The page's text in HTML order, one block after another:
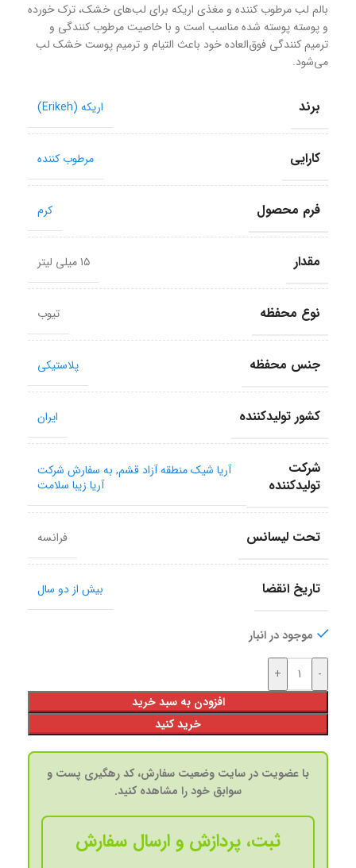
بالم لب مرطوب کننده و مغذی اریکه برای لب‌های خشک، ترک خورده
و پوسته پوسته شده مناسب است و با خاصیت مرطوب کنندگی و
ترمیم کنندگی فوق‌العاده خود باعث التیام و ترمیم پوست خشک لب
می‌شود.
برند اریکه (Erikeh)
کارایی مرطوب کننده
فرم محصول کرم
مقدار ۱۵ میلی لیتر
نوع محفظه تیوب
جنس محفظه پلاستیکی
کشور تولید‎کننده ایران
شرکت
تولید‎کننده
آریا شیک منطقه آزاد قشم, به سفارش شرکت
آریا زیبا سلامت
تحت لیسانس فرانسه
تاریخ انقضا بیش از دو سال
موجود در انبار
-
+
افزودن به سبد خرید
خرید کنید
با عضویت در سایت وضعیت سفارش، کد رهگیری پست و
سوابق خود را مشاهده کنید.
ثبت، پردازش و ارسال سفارش